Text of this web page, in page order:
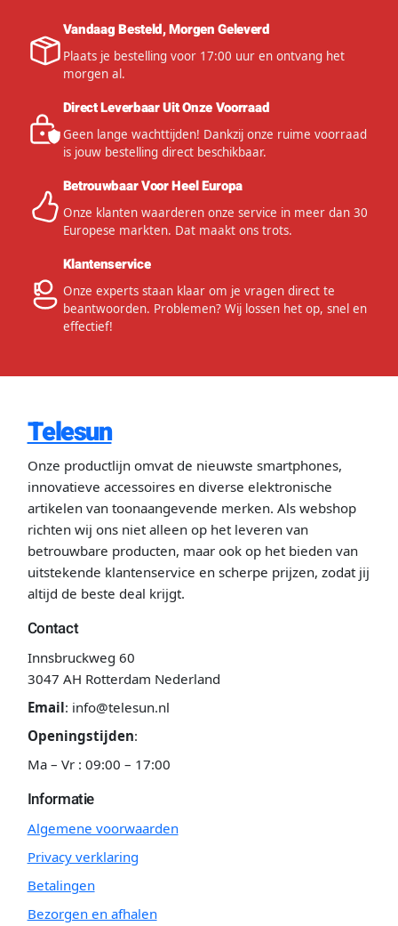
Vandaag Besteld, Morgen Geleverd
Plaats je bestelling voor 17:00 uur en ontvang het
morgen al.
Direct Leverbaar Uit Onze Voorraad
Geen lange wachttijden! Dankzij onze ruime voorraad
is jouw bestelling direct beschikbaar.
Betrouwbaar Voor Heel Europa
Onze klanten waarderen onze service in meer dan 30
Europese markten. Dat maakt ons trots.
Klantenservice
Onze experts staan klaar om je vragen direct te
beantwoorden. Problemen? Wij lossen het op, snel en
effectief!
Telesun
Onze productlijn omvat de nieuwste smartphones,
innovatieve accessoires en diverse elektronische
artikelen van toonaangevende merken. Als webshop
richten wij ons niet alleen op het leveren van
betrouwbare producten, maar ook op het bieden van
uitstekende klantenservice en scherpe prijzen, zodat jij
altijd de beste deal krijgt.
Contact
Innsbruckweg 60
3047 AH Rotterdam Nederland
Email: info@telesun.nl
Openingstijden:
Ma – Vr : 09:00 – 17:00
Informatie
Algemene voorwaarden
Privacy verklaring
Betalingen
Bezorgen en afhalen